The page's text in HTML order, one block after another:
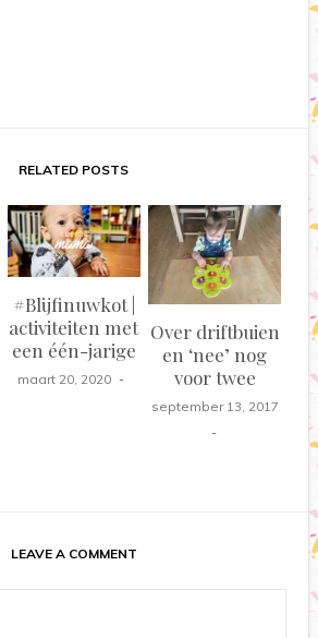
RELATED POSTS
#Blijfinuwkot |
activiteiten met
een één-jarige
maart 20, 2020
Over driftbuien
en ‘nee’ nog
voor twee
september 13, 2017
LEAVE A COMMENT